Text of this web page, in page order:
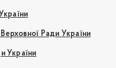
Ради України
України